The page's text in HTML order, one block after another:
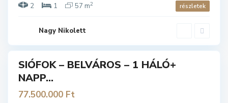
2
1 57 m2 részletek
Nagy Nikolett
k
SIÓFOK – BELVÁROS – 1 HÁLÓ+
NAPP...
77.500.000 Ft
F
k